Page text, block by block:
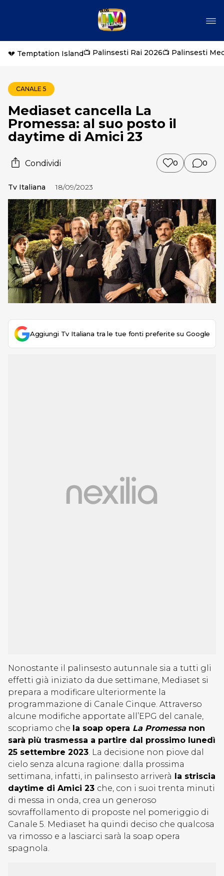
💔 Temptation Island📺 Palinsesti Rai 2026📺 Palinsesti
CANALE 5
Mediaset cancella La
Promessa: al suo posto il
daytime di Amici 23
Condividi 0 0
Tv Italiana 18/09/2023
Aggiungi Tv Italiana tra le tue fonti preferite su Google
Nonostante il palinsesto autunnale sia a tutti gli
effetti già iniziato da due settimane, Mediaset si
prepara a modificare ulteriormente la
programmazione di Canale Cinque. Attraverso
alcune modifiche apportate all’EPG del canale,
scopriamo che la soap opera La Promessa non
sarà più trasmessa a partire dal prossimo lunedì
25 settembre 2023. La decisione non piove dal
cielo senza alcuna ragione: dalla prossima
settimana, infatti, in palinsesto arriverà la striscia
daytime di Amici 23 che, con i suoi trenta minuti
di messa in onda, crea un generoso
sovraffollamento di proposte nel pomeriggio di
Canale 5. Mediaset ha quindi deciso che qualcosa
va rimosso e a lasciarci sarà la soap opera
spagnola.